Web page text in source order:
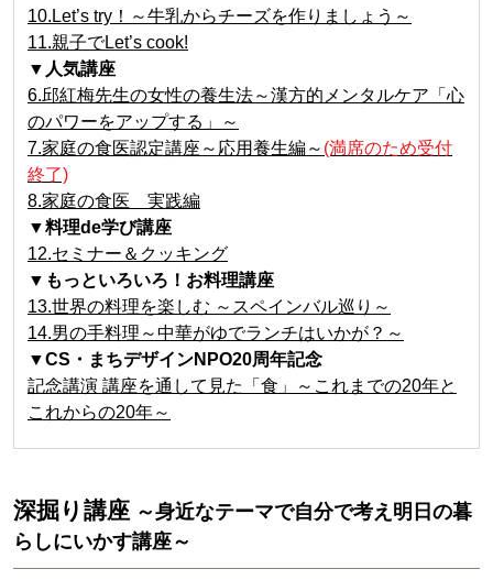
10.Let’s try！～牛乳からチーズを作りましょう～
11.親子でLet’s cook!
▼人気講座
6.邱紅梅先生の女性の養生法～漢方的メンタルケア「心
のパワーをアップする」～
7.家庭の食医認定講座～応用養生編～ (満席のため受付
終了)
8.家庭の食医 実践編
▼料理de学び講座
12.セミナー＆クッキング
▼もっといろいろ！お料理講座
13.世界の料理を楽しむ ～スペインバル巡り～
14.男の手料理～中華がゆでランチはいかが？～
▼CS・まちデザインNPO20周年記念
記念講演 講座を通して見た「食」～これまでの20年と
これからの20年～
深掘り講座 ～身近なテーマで自分で考え明日の暮
らしにいかす講座～